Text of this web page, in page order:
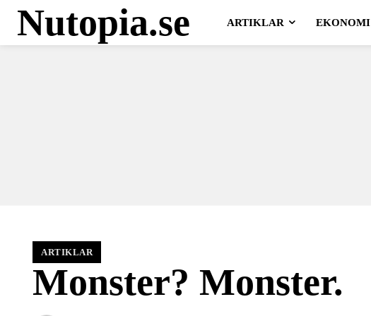
Nutopia.se ARTIKLAR EKONOMI
ARTIKLAR
Monster? Monster.